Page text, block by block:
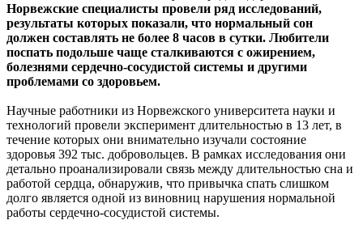
Норвежские специалисты провели ряд исследований,
результаты которых показали, что нормальный сон
должен составлять не более 8 часов в сутки. Любители
поспать подольше чаще сталкиваются с ожирением,
болезнями сердечно-сосудистой системы и другими
проблемами со здоровьем.
Научные работники из Норвежского университета науки и
технологий провели эксперимент длительностью в 13 лет, в
течение которых они внимательно изучали состояние
здоровья 392 тыс. добровольцев. В рамках исследования они
детально проанализировали связь между длительностью сна и
работой сердца, обнаружив, что привычка спать слишком
долго является одной из виновниц нарушения нормальной
работы сердечно-сосудистой системы.